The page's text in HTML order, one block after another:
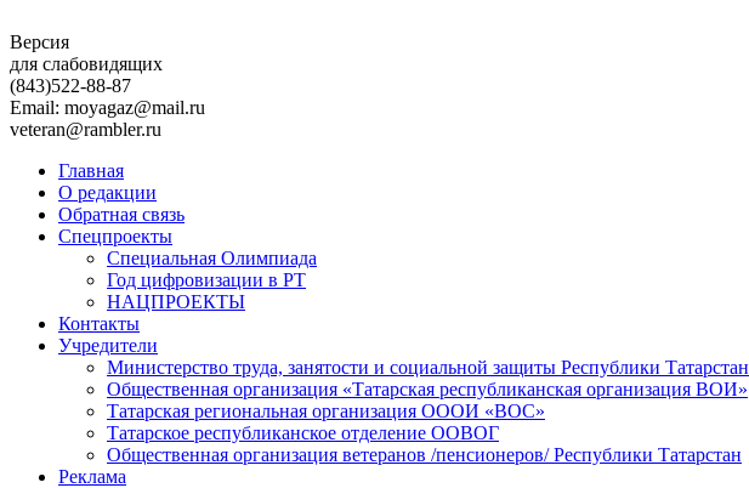
Версия
для слабовидящих
(843)522-88-87
Email: moyagaz@mail.ru
veteran@rambler.ru
Главная
О редакции
Обратная связь
Спецпроекты
Специальная Олимпиада
Год цифровизации в РТ
НАЦПРОЕКТЫ
Контакты
Учредители
Министерство труда, занятости и социальной защиты Республики Татарстан
Общественная организация «Татарская республиканская организация ВОИ»
Татарская региональная организация ОООИ «ВОС»
Татарское республиканское отделение ООВОГ
Общественная организация ветеранов /пенсионеров/ Республики Татарстан
Реклама